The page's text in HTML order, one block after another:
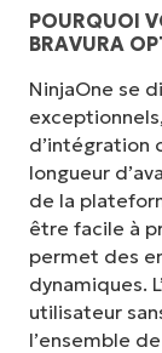
POURQUOI
BRAVURA
NinjaOne se
d’intégration
longueur
de la
être facile à
permet des
dynamiques.
utilisateur
l’ensemble